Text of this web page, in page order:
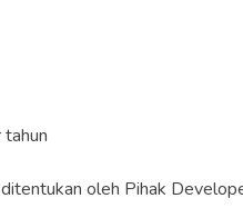
oleh Pihak